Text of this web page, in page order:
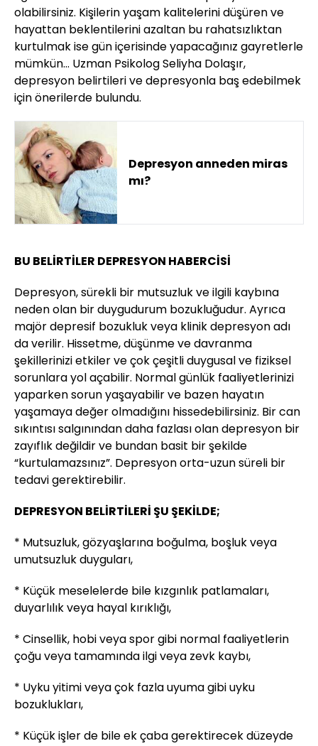
olabilirsiniz. Kişilerin yaşam kalitelerini düşüren ve
hayattan beklentilerini azaltan bu rahatsızlıktan
kurtulmak ise gün içerisinde yapacağınız gayretlerle
mümkün… Uzman Psikolog Seliyha Dolaşır,
depresyon belirtileri ve depresyonla baş edebilmek
için önerilerde bulundu.
Depresyon anneden miras
mı?
BU BELİRTİLER DEPRESYON HABERCİSİ
Depresyon, sürekli bir mutsuzluk ve ilgili kaybına
neden olan bir duygudurum bozukluğudur. Ayrıca
majör depresif bozukluk veya klinik depresyon adı
da verilir. Hissetme, düşünme ve davranma
şekillerinizi etkiler ve çok çeşitli duygusal ve fiziksel
sorunlara yol açabilir. Normal günlük faaliyetlerinizi
yaparken sorun yaşayabilir ve bazen hayatın
yaşamaya değer olmadığını hissedebilirsiniz. Bir can
sıkıntısı salgınından daha fazlası olan depresyon bir
zayıflık değildir ve bundan basit bir şekilde
“kurtulamazsınız”. Depresyon orta-uzun süreli bir
tedavi gerektirebilir.
DEPRESYON BELİRTİLERİ ŞU ŞEKİLDE;
* Mutsuzluk, gözyaşlarına boğulma, boşluk veya
umutsuzluk duyguları,
* Küçük meselelerde bile kızgınlık patlamaları,
duyarlılık veya hayal kırıklığı,
* Cinsellik, hobi veya spor gibi normal faaliyetlerin
çoğu veya tamamında ilgi veya zevk kaybı,
* Uyku yitimi veya çok fazla uyuma gibi uyku
bozuklukları,
* Küçük işler de bile ek çaba gerektirecek düzeyde